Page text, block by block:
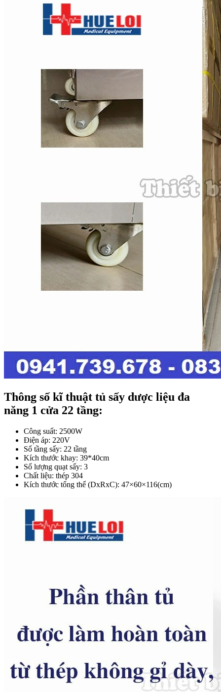
Thông số kĩ thuật tủ sấy dược liệu đa
năng 1 cửa 22 tầng:
Công suất: 2500W
Điện áp: 220V
Số tầng sấy: 22 tầng
Kích thước khay: 39*40cm
Số lượng quạt sấy: 3
Chất liệu: thép 304
Kích thước tổng thể (DxRxC): 47×60×116(cm)